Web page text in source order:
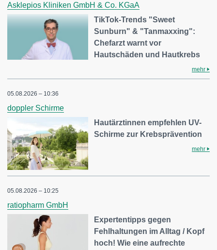
Asklepios Kliniken GmbH & Co. KGaA
TikTok-Trends "Sweet
Sunburn" & "Tanmaxxing":
Chefarzt warnt vor
Hautschäden und Hautkrebs
mehr
05.08.2026 – 10:36
doppler Schirme
Hautärztinnen empfehlen UV-
Schirme zur Krebsprävention
mehr
05.08.2026 – 10:25
ratiopharm GmbH
Expertentipps gegen
Fehlhaltungen im Alltag / Kopf
hoch! Wie eine aufrechte